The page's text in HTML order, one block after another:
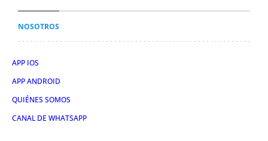
NOSOTROS
APP IOS
APP ANDROID
QUIÉNES SOMOS
CANAL DE WHATSAPP